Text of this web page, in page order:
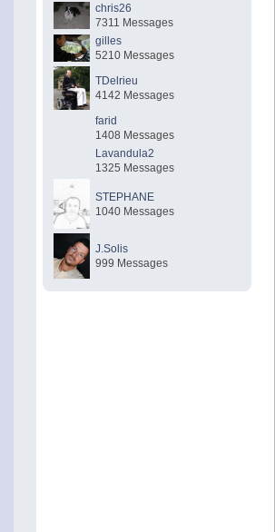
chris26
7311 Messages
gilles
5210 Messages
TDelrieu
4142 Messages
farid
1408 Messages
Lavandula2
1325 Messages
STEPHANE
1040 Messages
J.Solis
999 Messages